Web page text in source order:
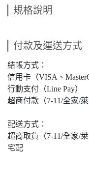
規格說明
付款及運送方式
結帳方式：
信用卡（VISA、
行動支付（Line Pay）
超商付款（7-11/全家/萊
配送方式：
超商取貨（7-11/全家/萊
宅配